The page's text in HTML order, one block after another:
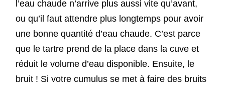
l’eau chaude n’arrive plus aussi vite qu’avant,
ou qu’il faut attendre plus longtemps pour avoir
une bonne quantité d’eau chaude. C’est parce
que le tartre prend de la place dans la cuve et
réduit le volume d’eau disponible. Ensuite, le
bruit ! Si votre cumulus se met à faire des bruits